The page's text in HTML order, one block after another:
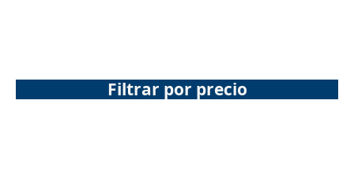
Filtrar por precio